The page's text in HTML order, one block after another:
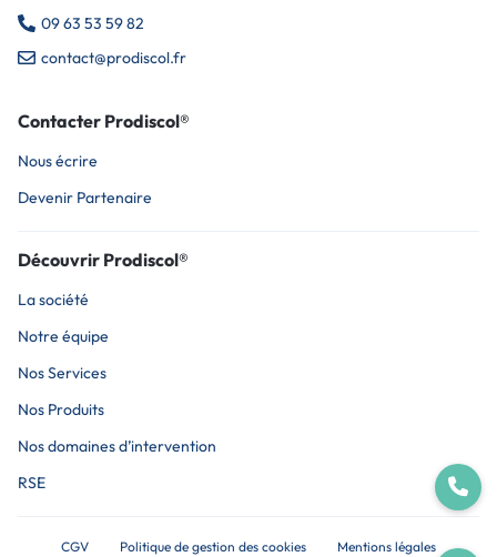
09 63 53 59 82
contact@prodiscol.fr
Contacter Prodiscol®
Nous écrire
Devenir Partenaire
Découvrir Prodiscol®
La société
Notre équipe
Nos Services
Nos Produits
Nos domaines d’intervention
RSE
CGV Politique de gestion des cookies Mentions légales